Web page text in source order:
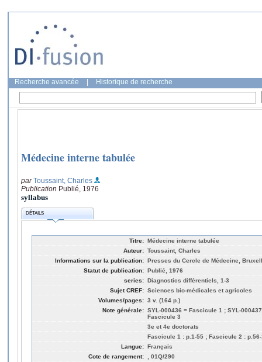
Recherche avancée Historique de recherche
Médecine interne tabulée
parToussaint, Charles
Publication Publié, 1976
syllabus
DÉTAILS
Titre: Médecine interne tabulée
Auteur: Toussaint, Charles
Informations sur la publication: Presses du Cercle de Médecine,
Statut de publication: Publié, 1976
series: Diagnostics différentiels, 1-3
Sujet CREF: Sciences bio-médicales et agricoles
Volumes/pages: 3 v. (164 p.)
Note générale: SYL-000436 = Fascicule 1 ; SYL-
Fascicule 3
3e et 4e doctorats
Fascicule 1 : p.1-55 ; Fascicule 2 :
Langue: Français
Cote de rangement:
, 01Q/290